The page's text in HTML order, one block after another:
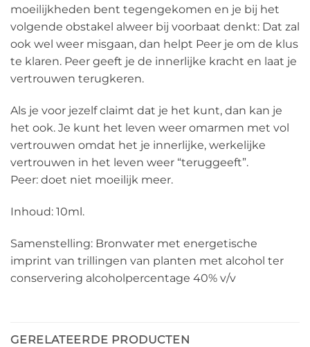
moeilijkheden bent tegengekomen en je bij het
volgende obstakel alweer bij voorbaat denkt: Dat zal
ook wel weer misgaan, dan helpt Peer je om de klus
te klaren. Peer geeft je de innerlijke kracht en laat je
vertrouwen terugkeren.
Als je voor jezelf claimt dat je het kunt, dan kan je
het ook. Je kunt het leven weer omarmen met vol
vertrouwen omdat het je innerlijke, werkelijke
vertrouwen in het leven weer “teruggeeft”.
Peer: doet niet moeilijk meer.
Inhoud: 10ml.
Samenstelling: Bronwater met energetische
imprint van trillingen van planten met alcohol ter
conservering alcoholpercentage 40% v/v
GERELATEERDE PRODUCTEN